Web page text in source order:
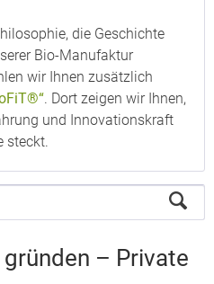
die Geschichte
Bio-Manufaktur
wir Ihnen zusätzlich
. Dort zeigen wir Ihnen,
und Innovationskraft
steckt.
– Private